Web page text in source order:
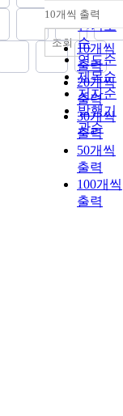
순
인기도
순
연도순
제목순
저자순
발행기
관순
내림차
10개씩 출력
10개씩
출력
20개씩
출력
30개씩
출력
50개씩
출력
100개씩
출력
조회